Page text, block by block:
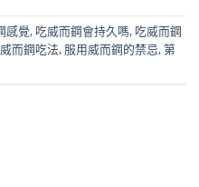
感覺, 吃威而鋼會持久嗎, 吃威而鋼
威而鋼吃法, 服用威而鋼的禁忌, 第